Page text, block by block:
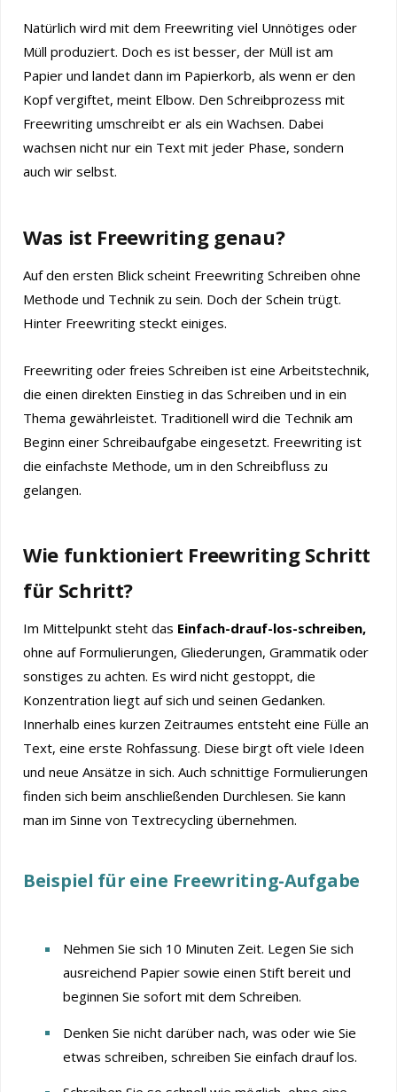
Natürlich wird mit dem Freewriting viel Unnötiges oder
Müll produziert. Doch es ist besser, der Müll ist am
Papier und landet dann im Papierkorb, als wenn er den
Kopf vergiftet, meint Elbow. Den Schreibprozess mit
Freewriting umschreibt er als ein Wachsen. Dabei
wachsen nicht nur ein Text mit jeder Phase, sondern
auch wir selbst.
Was ist Freewriting genau?
Auf den ersten Blick scheint Freewriting Schreiben ohne
Methode und Technik zu sein. Doch der Schein trügt.
Hinter Freewriting steckt einiges.
Freewriting oder freies Schreiben ist eine Arbeitstechnik,
die einen direkten Einstieg in das Schreiben und in ein
Thema gewährleistet. Traditionell wird die Technik am
Beginn einer Schreibaufgabe eingesetzt. Freewriting ist
die einfachste Methode, um in den Schreibfluss zu
gelangen.
Wie funktioniert Freewriting Schritt
für Schritt?
Im Mittelpunkt steht das Einfach-drauf-los-schreiben,
ohne auf Formulierungen, Gliederungen, Grammatik oder
sonstiges zu achten. Es wird nicht gestoppt, die
Konzentration liegt auf sich und seinen Gedanken.
Innerhalb eines kurzen Zeitraumes entsteht eine Fülle an
Text, eine erste Rohfassung. Diese birgt oft viele Ideen
und neue Ansätze in sich. Auch schnittige Formulierungen
finden sich beim anschließenden Durchlesen. Sie kann
man im Sinne von Textrecycling übernehmen.
Beispiel für eine Freewriting-Aufgabe
Nehmen Sie sich 10 Minuten Zeit. Legen Sie sich
ausreichend Papier sowie einen Stift bereit und
beginnen Sie sofort mit dem Schreiben.
Denken Sie nicht darüber nach, was oder wie Sie
etwas schreiben, schreiben Sie einfach drauf los.